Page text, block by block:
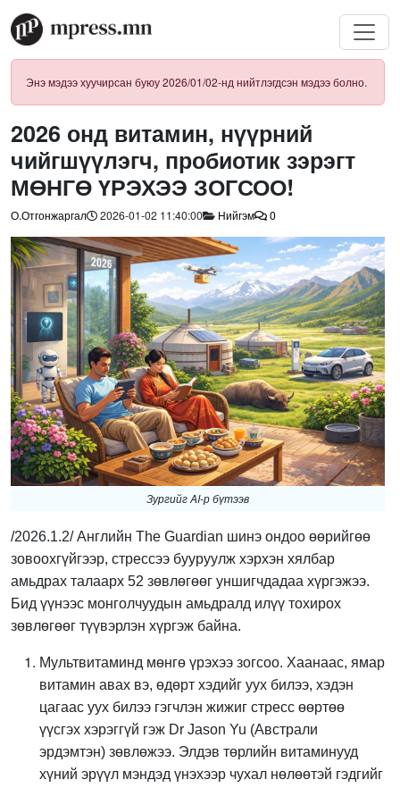
Энэ мэдээ хуучирсан буюу 2026/01/02-нд нийтлэгдсэн мэдээ болно.
2026 онд витамин, нүүрний
чийгшүүлэгч, пробиотик зэрэгт
МӨНГӨ ҮРЭХЭЭ ЗОГСОО!
О.Отгонжаргал 2026-01-02 11:40:00 Нийгэм 0
Зургийг AI-р бүтээв
/2026.1.2/ Английн The Guardian шинэ ондоо өөрийгөө
зовоохгүйгээр, стрессээ бууруулж хэрхэн хялбар
амьдрах талаарх 52 зөвлөгөөг уншигчдадаа хүргэжээ.
Бид үүнээс монголчуудын амьдралд илүү тохирох
зөвлөгөөг түүвэрлэн хүргэж байна.
Мультвитаминд мөнгө үрэхээ зогсоо. Хаанаас, ямар
витамин авах вэ, өдөрт хэдийг уух билээ, хэдэн
цагаас уух билээ гэгчлэн жижиг стресс өөртөө
үүсгэх хэрэггүй гэж Dr Jason Yu (Австрали
эрдэмтэн) зөвлөжээ. Элдэв төрлийн витаминууд
хүний эрүүл мэндэд үнэхээр чухал нөлөөтэй гэдгийг